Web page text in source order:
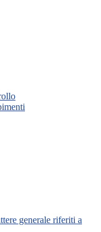
generale riferiti a